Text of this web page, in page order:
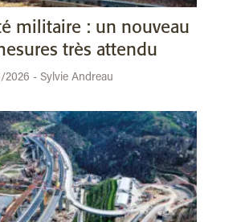
militaire : un nouveau
très attendu
- Sylvie Andreau